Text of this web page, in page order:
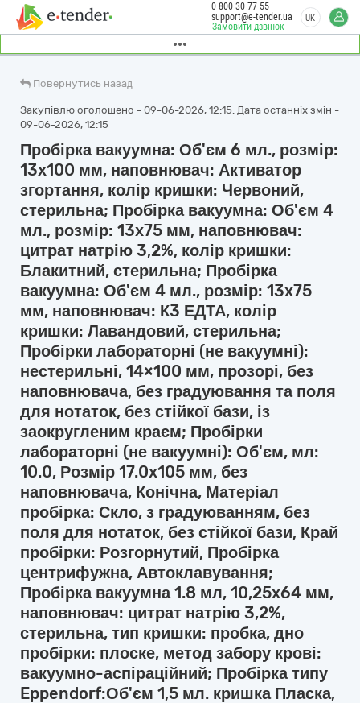
Замовити дзвінок
0 800 30 77 55
support@e-tender.ua
UK
Повернутись назад
Закупівлю оголошено - 09-06-2026, 12:15. Дата останніх змін -
09-06-2026, 12:15
Пробірка вакуумна: Об'єм 6 мл., розмір:
13х100 мм, наповнювач: Активатор
згортання, колір кришки: Червоний,
стерильна; Пробірка вакуумна: Об'єм 4
мл., розмір: 13х75 мм, наповнювач:
цитрат натрію 3,2%, колір кришки:
Блакитний, стерильна; Пробірка
вакуумна: Об'єм 4 мл., розмір: 13х75
мм, наповнювач: К3 ЕДТА, колір
кришки: Лавандовий, стерильна;
Пробірки лабораторні (не вакуумні):
нестерильні, 14×100 мм, прозорі, без
наповнювача, без градуювання та поля
для нотаток, без стійкої бази, із
заокругленим краєм; Пробірки
лабораторні (не вакуумні): Об'єм, мл:
10.0, Розмір 17.0х105 мм, без
наповнювача, Конічна, Матеріал
пробірка: Скло, з градуюванням, без
поля для нотаток, без стійкої бази, Край
пробірки: Розгорнутий, Пробірка
центрифужна, Автоклавування;
Пробірка вакуумна 1.8 мл, 10,25х64 мм,
наповнювач: цитрат натрію 3,2%,
стерильна, тип кришки: пробка, дно
пробірки: плоске, метод забору крові:
вакуумно-аспіраційний; Пробірка типу
Eppendorf:Об'єм 1,5 мл. кришка Пласка,